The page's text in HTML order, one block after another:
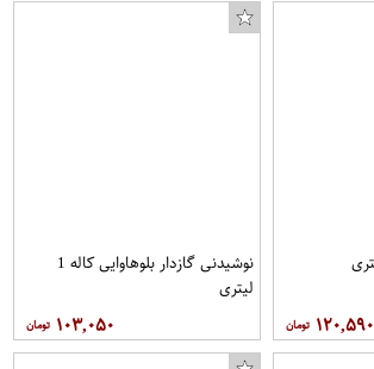
۱۲۰,۵۹۰
نوشیدنی گازدار بلوهاوایی کاله 1
لیتری
۱۰۳,۰۵۰